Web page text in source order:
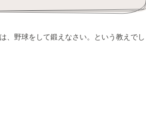
、野球をして鍛えなさい。という教えでし